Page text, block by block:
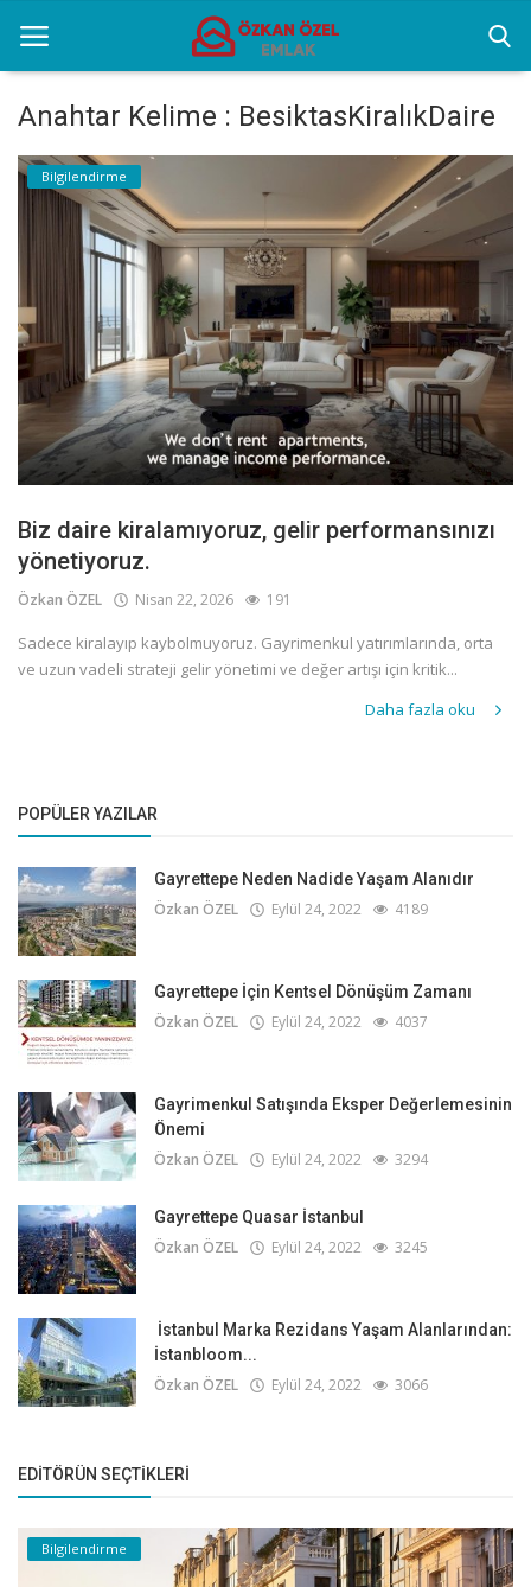
Anasayfa
Popüler Yerler
Gayrettepe Projeler
Genel
Galeri
İletişim
Anahtar Kelime : BesiktasKiralıkDaire
Bilgilendirme
Biz daire kiralamıyoruz, gelir performansınızı
yönetiyoruz.
Özkan ÖZEL Nisan 22, 2026 191
Sadece kiralayıp kaybolmuyoruz. Gayrimenkul yatırımlarında, orta
ve uzun vadeli strateji gelir yönetimi ve değer artışı için kritik...
Daha fazla oku
POPÜLER YAZILAR
Gayrettepe Neden Nadide Yaşam Alanıdır
Özkan ÖZEL Eylül 24, 2022 4189
Gayrettepe İçin Kentsel Dönüşüm Zamanı
Özkan ÖZEL Eylül 24, 2022 4037
Gayrimenkul Satışında Eksper Değerlemesinin
Önemi
Özkan ÖZEL Eylül 24, 2022 3294
Gayrettepe Quasar İstanbul
Özkan ÖZEL Eylül 24, 2022 3245
İstanbul Marka Rezidans Yaşam Alanlarından:
İstanbloom...
Özkan ÖZEL Eylül 24, 2022 3066
EDITÖRÜN SEÇTIKLERI
Bilgilendirme